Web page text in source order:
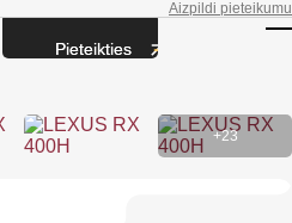
Aizpildi pieteikumu
+23